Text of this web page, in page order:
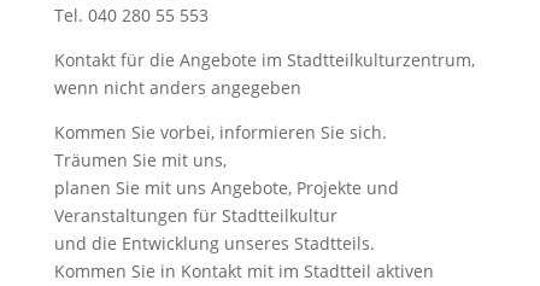
Tel. 040 280 55 553
Kontakt für die Angebote im Stadtteilkulturzentrum,
wenn nicht anders angegeben
Kommen Sie vorbei, informieren Sie sich.
Träumen Sie mit uns,
planen Sie mit uns Angebote, Projekte und
Veranstaltungen für Stadtteilkultur
und die Entwicklung unseres Stadtteils.
Kommen Sie in Kontakt mit im Stadtteil ­aktiven